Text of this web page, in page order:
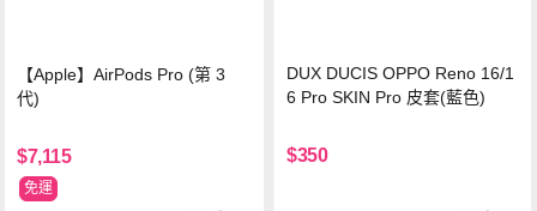
【Apple】AirPods Pro (第 3
代)
$7,115
免運
DUX DUCIS OPPO Reno 16/1
6 Pro SKIN Pro 皮套(藍色)
$350